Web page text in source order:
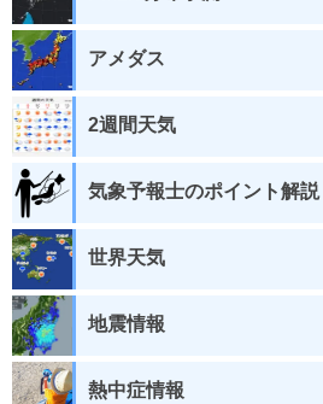
アメダス
2週間天気
気象予報士のポイント解説
世界天気
地震情報
熱中症情報